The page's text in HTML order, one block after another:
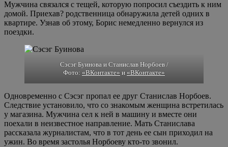
Мужчина связался с тещей, которую попросил съездить к ним
домой. Приехав? родственница обнаружила детей одних в
квартире. Узнав об этому, Борис немедленно вернулся из
поездки.
Сэсэг Буинова и Станислав Норбоев /
Фото: «ВКонтакте» и «ВКонтакте»
Одновременно с Сэсэг пропал ее друг Станислав Норбоев.
Следствие установило, что со знакомым женщина встретилась
у магазина. Мужчина сел к ней в машину и вместе они
поехали в неизвестное направление. Мать Станислава
рассказала журналистам, что в тот день ее сын приходил на
ужин. Во время застолья Норбоеву кто-то звонил.